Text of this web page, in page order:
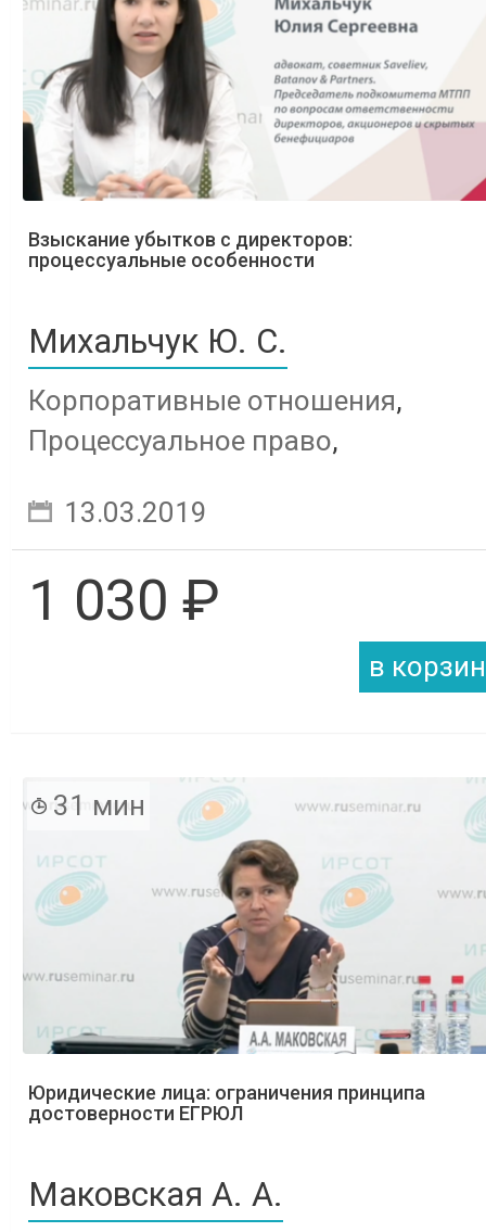
Взыскание убытков с директоров:
процессуальные особенности
Михальчук Ю. С.
Корпоративные отношения,
Процессуальное право,
13.03.2019
1 030 ₽
31 мин
Юридические лица: ограничения принципа
достоверности ЕГРЮЛ
Маковская А. А.